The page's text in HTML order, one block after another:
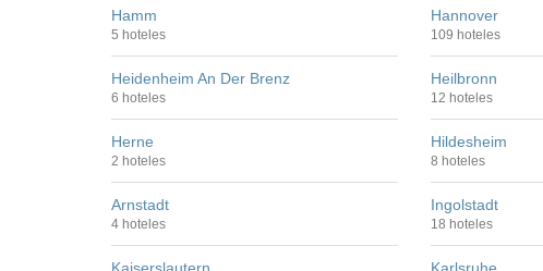
Hamm
5 hoteles
Hannover
109 hoteles
Heidenheim An Der Brenz
6 hoteles
Heilbronn
12 hoteles
Herne
2 hoteles
Hildesheim
8 hoteles
Arnstadt
4 hoteles
Ingolstadt
18 hoteles